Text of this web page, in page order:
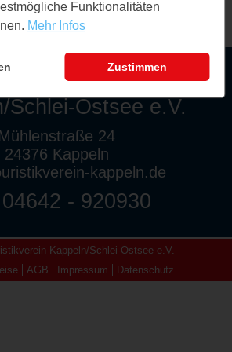
Touristikverein
Schlei-Ostsee e.V.
Mühlenstraße 24
24376 Kappeln
kappeln.de
- 920930
Kappeln/Schlei-Ostsee e.V.
AGB Impressum Datenschutz
Funktionalitäten
Mehr Infos
Zustimmen